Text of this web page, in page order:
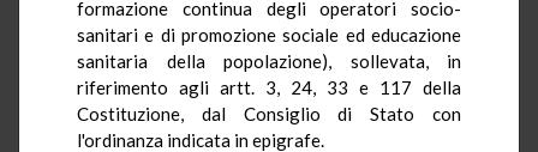
formazione continua degli operatori socio-
sanitari e di promozione sociale ed educazione
sanitaria della popolazione), sollevata, in
riferimento agli artt. 3, 24, 33 e 117 della
Costituzione, dal Consiglio di Stato con
l'ordinanza indicata in epigrafe.